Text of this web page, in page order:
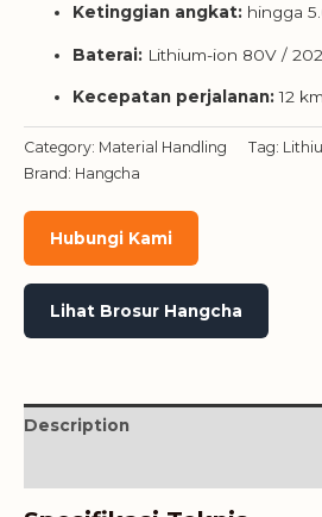
Ketinggian angkat: hingga
Baterai: Lithium-ion 80V /
Kecepatan perjalanan:12
Category: Material Handling Tag:
Brand: Hangcha
Hubungi Kami
Lihat Brosur Hangcha
Description